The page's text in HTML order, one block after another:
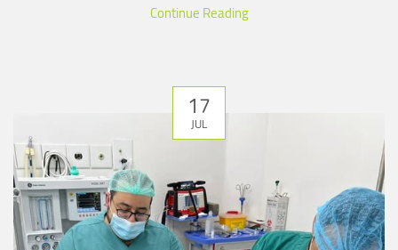
Continue Reading
17
JUL